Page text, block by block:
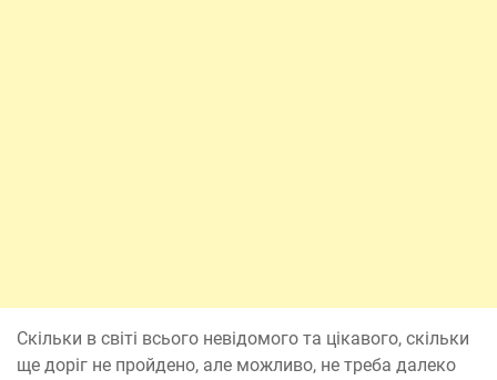
Скільки в світі всього невідомого та цікавого, скільки
ще доріг не пройдено, але можливо, не треба далеко